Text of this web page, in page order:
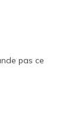
pas ce